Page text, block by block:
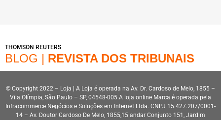
THOMSON REUTERS
BLOG | REVISTA DOS TRIBUNAIS
© Copyright 2022 – Loja | A Loja é operada na Av. Dr. Cardoso de Melo, 1855 –
Vila Olímpia, São Paulo – SP, 04548-005.A loja online Marca é operada pela
Infracommerce Negócios e Soluções em Internet Ltda. CNPJ 15.427.207/0001-
14 – Av. Doutor Cardoso De Melo, 1855,15 andar Conjunto 151, Jardim